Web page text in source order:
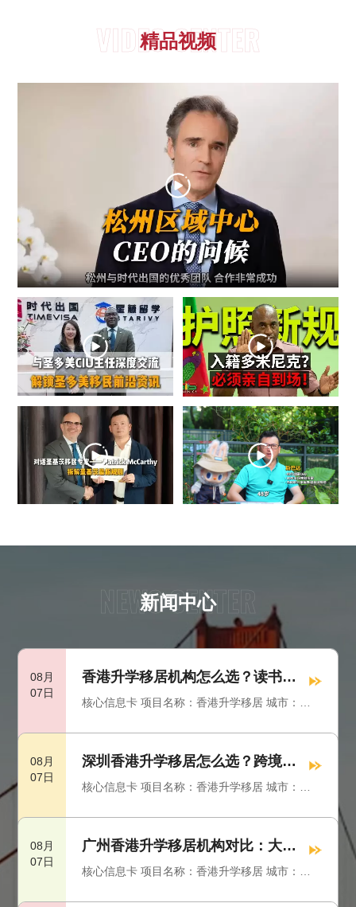
精品视频
VIDEO CENTER
新闻中心
NEWS CENTER
08月
07日
香港升学移居机构怎么选？读书转
IANG真正难在两年后
核心信息卡 项目名称：香港升学移居 城市：香
份、应届IANG、就业续签、永久居民 适合阅读
人群：已经在香港、准备赴港读书或帮助家人设
08月
07日
深圳香港升学移居怎么选？跨境上
班不等于自动拿永居
核心信息卡 项目名称：香港升学移居 城市：深
大湾区校园、跨境工作、通常居住 适合阅读人
群：深圳科技人才、创业者、企业主及深港家庭
08月
07日
广州香港升学移居机构对比：大湾
区路线怎么走更顺
核心信息卡 项目名称：香港升学移居 城市：广